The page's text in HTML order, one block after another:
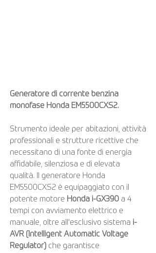
Generatore di corrente benzina
monofase Honda EM5500CXS2.
Strumento ideale per abitazioni, attività
professionali e strutture ricettive che
necessitano di una fonte di energia
affidabile, silenziosa e di elevata
qualità. Il generatore Honda
EM5500CXS2 è equipaggiato con il
potente motore Honda i-GX390 a 4
tempi con avviamento elettrico e
manuale, oltre all'esclusivo sistema i-
AVR (Intelligent Automatic Voltage
Regulator) che garantisce